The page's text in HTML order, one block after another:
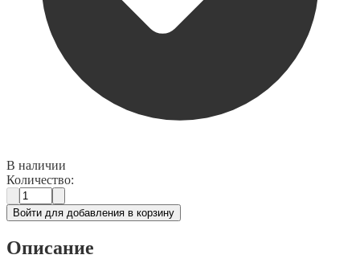
В наличии
Количество:
Войти для добавления в корзину
Описание